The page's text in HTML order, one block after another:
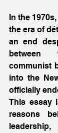
In the
the era of
an end
communist
into the
officially
This essay
reasons